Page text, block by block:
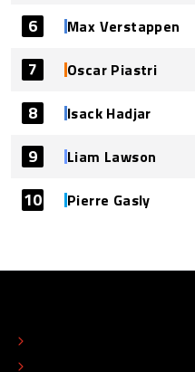
6 Max Verstappen
7 Oscar Piastri
8 Isack Hadjar
9 Liam Lawson
10 Pierre Gasly